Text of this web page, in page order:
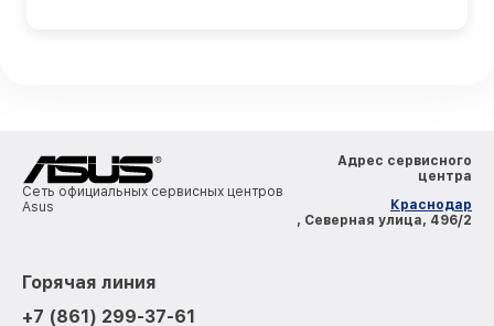
Сеть официальных сервисных центров
Asus
Адрес сервисного
центра
Краснодар
, Северная улица, 496/2
Горячая линия
+7 (861) 299-37-61